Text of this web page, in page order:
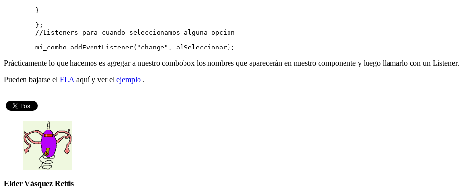
        }
        };
        //Listeners para cuando seleccionamos alguna opcion
        mi_combo.addEventListener("change", alSeleccionar);
Prácticamente lo que hacemos es agregar a nuestro combobox los nombres que aparecerán en nuestro componente y luego llamarlo con un Listener.
Pueden bajarse el FLA aquí y ver el ejemplo .
Elder Vásquez Rettis